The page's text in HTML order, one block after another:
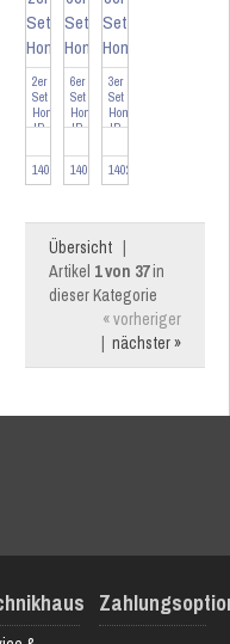
2er
Set
Homematic
IP
...
140280-2
6er
Set
Homematic
IP
...
140280-6
3er
Set
Homematic
IP
...
140280-3
Übersicht |
Artikel 1 von 37in
dieser Kategorie
« vorheriger
| nächster »